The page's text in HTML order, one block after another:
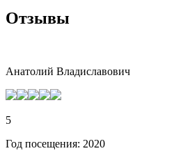
Отзывы
Анатолий Владиславович
5
Год посещения: 2020